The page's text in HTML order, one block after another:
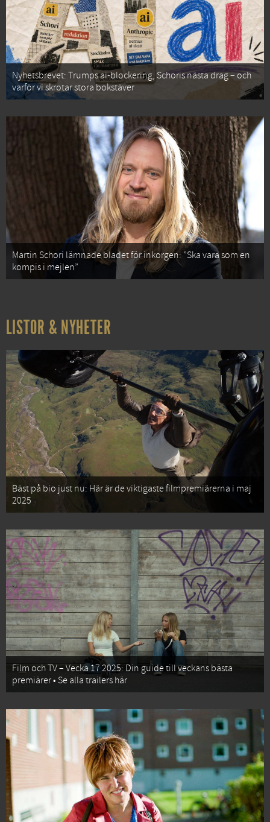
Nyhetsbrevet: Trumps ai-blockering, Schoris nästa drag – och
varför vi skrotar stora bokstäver
Martin Schori lämnade bladet för inkorgen: ”Ska vara som en
kompis i mejlen”
LISTOR & NYHETER
Bäst på bio just nu: Här är de viktigaste filmpremiärerna i maj
2025
Film och TV – Vecka 17 2025: Din guide till veckans bästa
premiärer • Se alla trailers här